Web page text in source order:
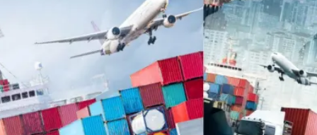
Çadır
Yazı Tahtaları Pet Malzemeleri